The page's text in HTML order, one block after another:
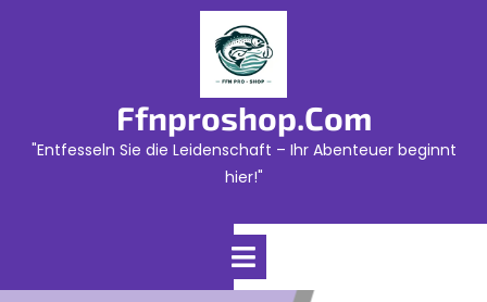
Ffnproshop.com
"Entfesseln Sie die Leidenschaft – Ihr Abenteuer beginnt
hier!"
Open